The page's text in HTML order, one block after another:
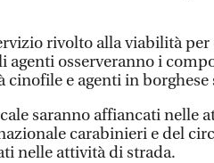
rivolto alla viabilità per
agenti osserveranno i
e agenti in borghese
saranno affiancati nelle
carabinieri e del
nelle attività di strada.